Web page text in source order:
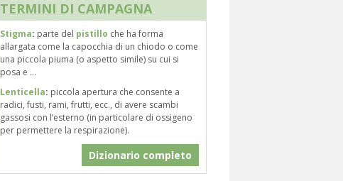
TERMINI DI CAMPAGNA
Stigma: parte del pistillo che ha forma
allargata come la capocchia di un chiodo o come
una piccola piuma (o aspetto simile) su cui si
posa e ...
Lenticella: piccola apertura che consente a
radici, fusti, rami, frutti, ecc., di avere scambi
gassosi con l’esterno (in particolare di ossigeno
per permettere la respirazione).
Dizionario completo